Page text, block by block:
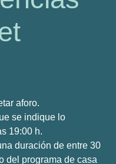
aforo.
se indique lo
19:00 h.
duración de entre 30
del programa de casa